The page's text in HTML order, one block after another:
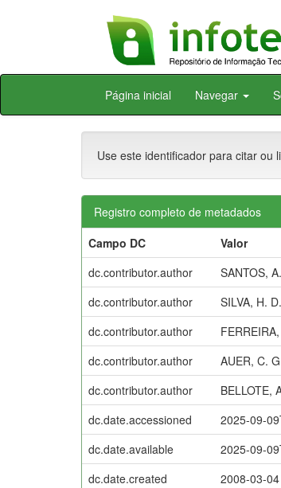
Skip
Página inicial Navegar
Use este identificador para citar ou
Registro completo de metadados
Campo DC
Valor
dc.contributor.author
SANTOS,
dc.contributor.author
SILVA, H.
dc.contributor.author
dc.contributor.author
AUER, C.
dc.contributor.author
BELLOTE,
dc.date.accessioned
2025-09-
dc.date.available
2025-09-
dc.date.created
2008-03-04